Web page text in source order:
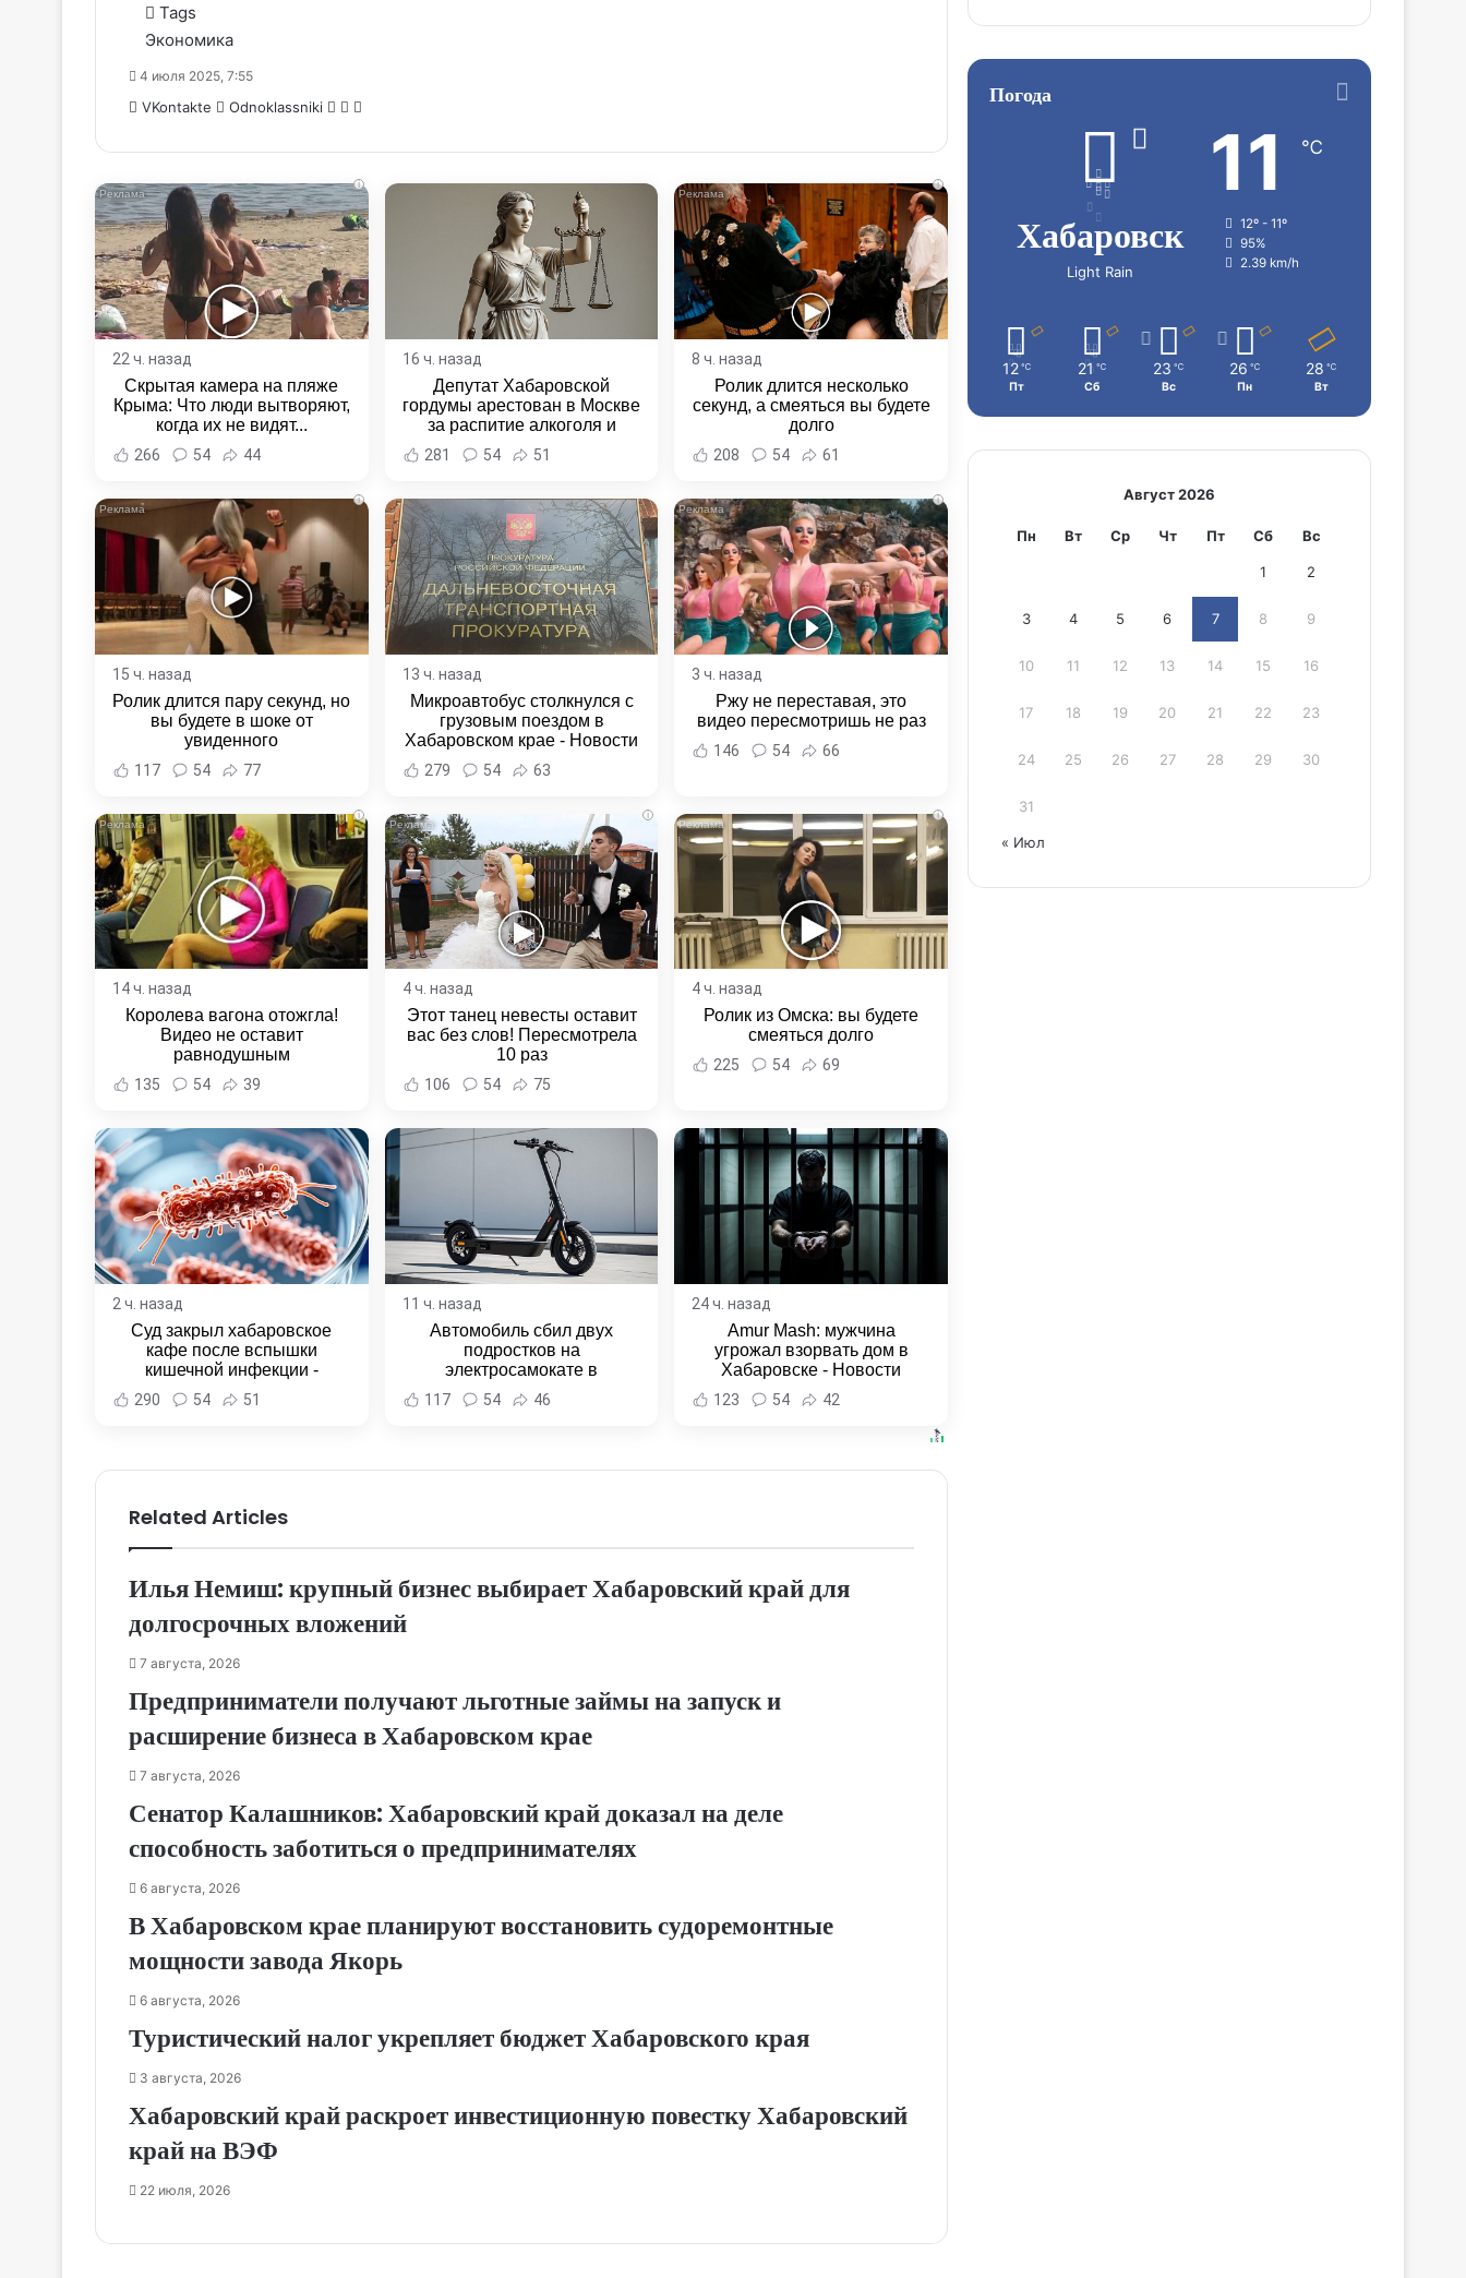
Tags
Экономика
4 июля 2025, 7:55
VKontakte Odnoklassniki WhatsApp
Telegram
Email
i
22 ч. назад
Скрытая камера на пляже
Крыма: Что люди вытворяют,
когда их не видят...
266 54 44
16 ч. назад
Депутат Хабаровской
гордумы арестован в Москве
за распитие алкоголя и
неповиновение полиции -
Новости Хабаровска и
281 54 51
i
8 ч. назад
Ролик длится несколько
секунд, а смеяться вы будете
долго
208 54 61
i
15 ч. назад
Ролик длится пару секунд, но
вы будете в шоке от
увиденного
117 54 77
13 ч. назад
Микроавтобус столкнулся с
грузовым поездом в
Хабаровском крае - Новости
Хабаровска и Хабаровского
края
279 54 63
i
3 ч. назад
Ржу не переставая, это
видео пересмотришь не раз
146 54 66
i
14 ч. назад
Королева вагона отожгла!
Видео не оставит
равнодушным
135 54 39
i
4 ч. назад
Этот танец невесты оставит
вас без слов! Пересмотрела
10 раз
106 54 75
i
4 ч. назад
Ролик из Омска: вы будете
смеяться долго
225 54 69
2 ч. назад
Суд закрыл хабаровское
кафе после вспышки
кишечной инфекции -
Новости Хабаровска и
Хабаровского края
290 54 51
11 ч. назад
Автомобиль сбил двух
подростков на
электросамокате в
Комсомольске-на-Амуре -
Новости Хабаровска и
117 54 46
24 ч. назад
Amur Mash: мужчина
угрожал взорвать дом в
Хабаровске - Новости
Хабаровска и Хабаровского
края
123 54 42
Related Articles
Илья Немиш: крупный бизнес выбирает Хабаровский край для
долгосрочных вложений
7 августа, 2026
Предприниматели получают льготные займы на запуск и
расширение бизнеса в Хабаровском крае
7 августа, 2026
Сенатор Калашников: Хабаровский край доказал на деле
способность заботиться о предпринимателях
6 августа, 2026
В Хабаровском крае планируют восстановить судоремонтные
мощности завода Якорь
6 августа, 2026
Туристический налог укрепляет бюджет Хабаровского края
3 августа, 2026
Хабаровский край раскроет инвестиционную повестку Хабаровский
край на ВЭФ
22 июля, 2026
Погода
Хабаровск
Light Rain
11 ℃
12º - 11º
95%
2.39 km/h
12 ℃
Пт
21 ℃
Сб
23 ℃
Вс
26 ℃
Пн
28 ℃
Вт
Август 2026
Пн Вт Ср Чт Пт Сб Вс
1 2
3 4 5 6 7 8 9
10 11 12 13 14 15 16
17 18 19 20 21 22 23
24 25 26 27 28 29 30
31
« Июл